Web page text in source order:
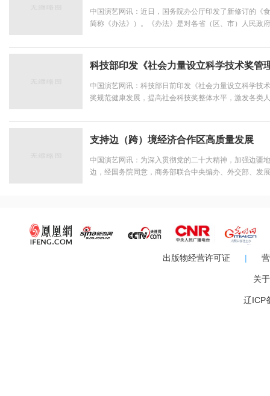
中国演艺网讯：近日，国务院办公厅印发了新修订的《
简称《办法》）。《办法》是对各省（区、市）人民政
科技部印发《社会力量设立科学技术奖管
中国演艺网讯：科技部日前印发《社会力量设立科学技
奖规范健康发展，提高社会科技奖整体水平，激发各类
支持边（跨）境经济合作区高质量发展
中国演艺网讯：为深入贯彻党的二十大精神，加强边疆
边，经国务院同意，商务部联合中央编办、外交部、发
出版物经营许可证 |
关
辽ICP